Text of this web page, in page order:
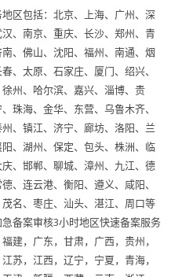
区包括：北京、上海、广州、深
、南京、重庆、长沙、郑州、青
、佛山、沈阳、福州、南通、烟
、太原、石家庄、厦门、绍兴、
州、哈尔滨、嘉兴、淄博、贵
珠海、金华、东营、乌鲁木齐、
、镇江、济宁、廊坊、洛阳、兰
、湖州、保定、包头、株洲、临
、邯郸、聊城、漳州、九江、德
、连云港、衡阳、遵义、咸阳、
名、枣庄、汕头、湛江、周口等
备案审核3小时地区快速备案服务
建，广东，甘肃，广西，贵州，
苏，江西，辽宁，宁夏，青海，